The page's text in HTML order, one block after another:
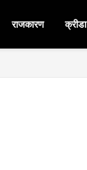
राजकारण क्रीडा
पाटील बिनविरोध